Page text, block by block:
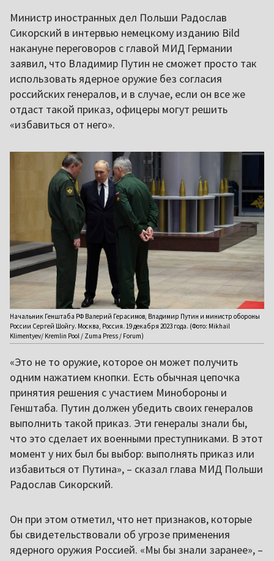
Министр иностранных дел Польши Радослав
Сикорский в интервью немецкому изданию Bild
накануне переговоров с главой МИД Германии
заявил, что Владимир Путин не сможет просто так
использовать ядерное оружие без согласия
российских генералов, и в случае, если он все же
отдаст такой приказ, офицеры могут решить
«избавиться от него».
Начальник Генштаба РФ Валерий Герасимов, Владимир Путин и министр обороны
России Сергей Шойгу. Москва, Россия. 19 декабря 2023 года. (Фото: Mikhail
Klimentyev/ Kremlin Pool / Zuma Press / Forum)
«Это не то оружие, которое он может получить
одним нажатием кнопки. Есть обычная цепочка
принятия решения с участием Минобороны и
Генштаба. Путин должен убедить своих генералов
выполнить такой приказ. Эти генералы знали бы,
что это сделает их военными преступниками. В этот
момент у них был бы выбор: выполнять приказ или
избавиться от Путина», – сказал глава МИД Польши
Радослав Сикорский.
Он при этом отметил, что нет признаков, которые
бы свидетельствовали об угрозе применения
ядерного оружия Россией. «Мы бы знали заранее», –